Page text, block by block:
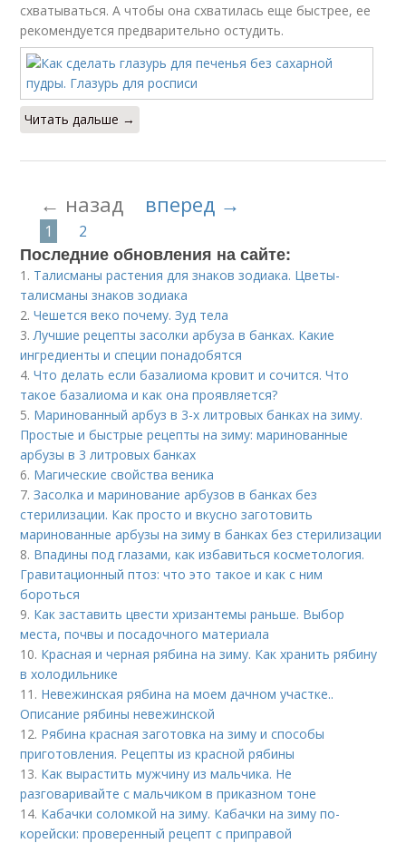
схватываться. А чтобы она схватилась еще быстрее, ее
рекомендуется предварительно остудить.
Читать дальше →
← назад вперед →
1 2
Последние обновления на сайте:
1. Талисманы растения для знаков зодиака. Цветы-
талисманы знаков зодиака
2.Чешется веко почему. Зуд тела
3.Лучшие рецепты засолки арбуза в банках. Какие
ингредиенты и специи понадобятся
4.Что делать если базалиома кровит и сочится. Что
такое базалиома и как она проявляется?
5. Маринованный арбуз в 3-х литровых банках на зиму.
Простые и быстрые рецепты на зиму: маринованные
арбузы в 3 литровых банках
6. Магические свойства веника
7.Засолка и маринование арбузов в банках без
стерилизации. Как просто и вкусно заготовить
маринованные арбузы на зиму в банках без стерилизации
8. Впадины под глазами, как избавиться косметология.
Гравитационный птоз: что это такое и как с ним
бороться
9. Как заставить цвести хризантемы раньше. Выбор
места, почвы и посадочного материала
10. Красная и черная рябина на зиму. Как хранить рябину
в холодильнике
11. Невежинская рябина на моем дачном участке..
Описание рябины невежинской
12. Рябина красная заготовка на зиму и способы
приготовления. Рецепты из красной рябины
13. Как вырастить мужчину из мальчика. Не
разговаривайте с мальчиком в приказном тоне
14. Кабачки соломкой на зиму. Кабачки на зиму по-
корейски: проверенный рецепт с приправой